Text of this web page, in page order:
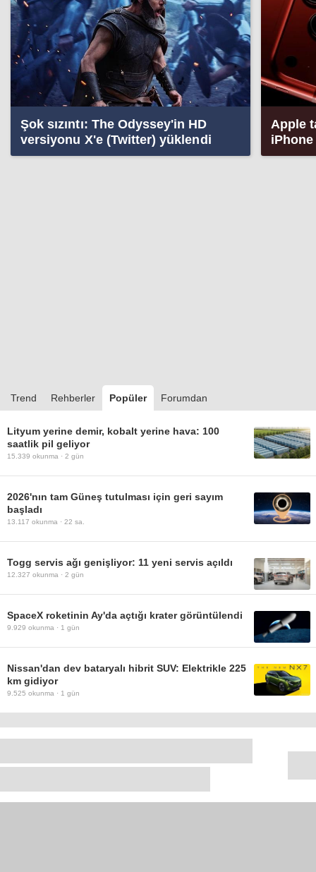
Şok sızıntı: The Odyssey'in HD
versiyonu X'e (Twitter) yüklendi
Apple
iPhone
ortaya
Trend Rehberler Popüler Forumdan
Lityum yerine demir, kobalt yerine hava: 100
saatlik pil geliyor
15.339 okunma · 2 gün
2026'nın tam Güneş tutulması için geri sayım
başladı
13.117 okunma · 22 sa.
Togg servis ağı genişliyor: 11 yeni servis açıldı
12.327 okunma · 2 gün
SpaceX roketinin Ay'da açtığı krater görüntülendi
9.929 okunma · 1 gün
Nissan'dan dev bataryalı hibrit SUV: Elektrikle 225
km gidiyor
9.525 okunma · 1 gün